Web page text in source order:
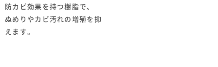
防カビ効果を持つ樹脂で、
ぬめりやカビ汚れの増殖を抑
えます。